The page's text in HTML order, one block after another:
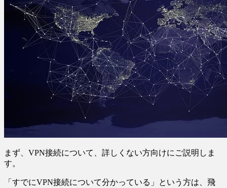
まず、VPN接続について、詳しくない方向けにご説明しま
す。
「すでにVPN接続について分かっている」という方は、飛